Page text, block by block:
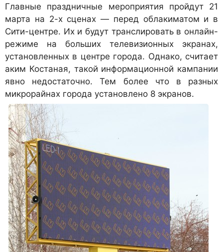
Главные праздничные мероприятия пройдут 21
марта на 2-х сценах — перед облакиматом и в
Сити-центре. Их и будут транслировать в онлайн-
режиме на больших телевизионных экранах,
установленных в центре города. Однако, считает
аким Костаная, такой информационной кампании
явно недостаточно. Тем более что в разных
микрорайнах города установлено 8 экранов.